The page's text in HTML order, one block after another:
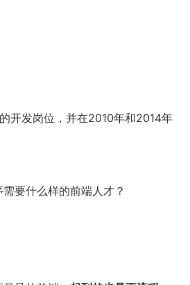
开发岗位，并在2010年和2014年
要什么样的前端人才？